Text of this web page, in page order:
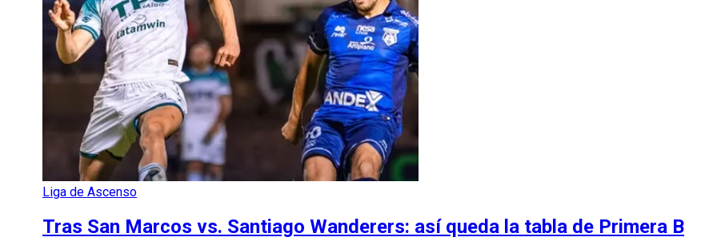
Liga de Ascenso
Tras San Marcos vs. Santiago Wanderers: así queda la tabla de Primera B